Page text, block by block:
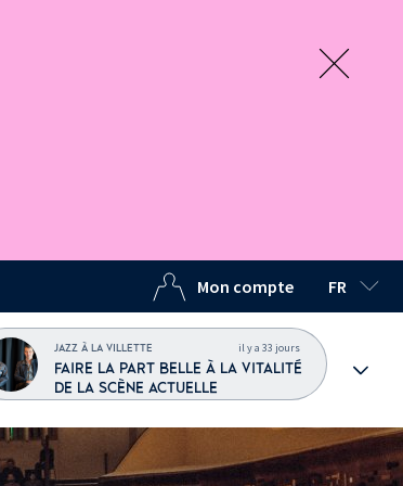
Mon compte FR
LANGUE
JAZZ À LA VILLETTE il y a 33 jours
FAIRE LA PART BELLE À LA VITALITÉ
DE LA SCÈNE ACTUELLE